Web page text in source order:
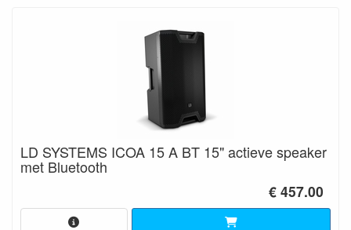
LD SYSTEMS ICOA 15 A BT 15" actieve speaker
met Bluetooth
€ 457.00